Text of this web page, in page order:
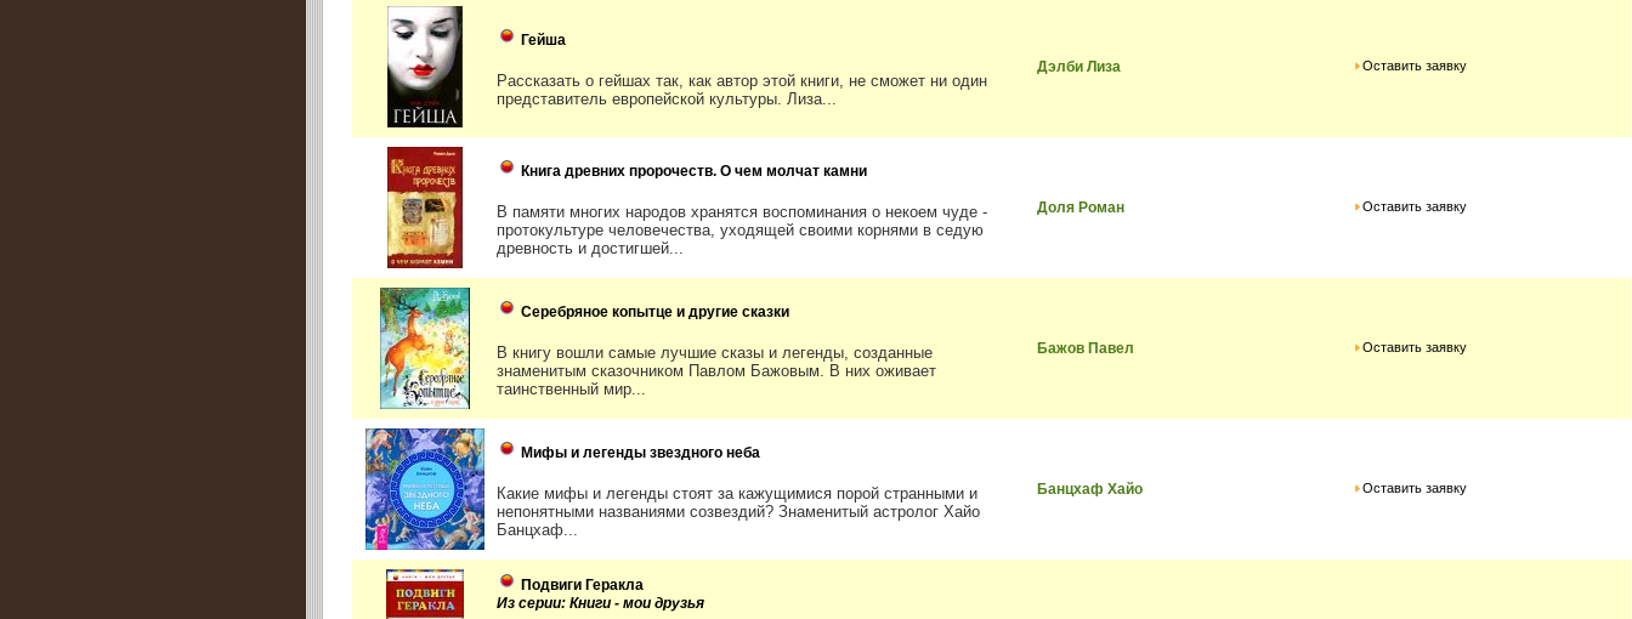
Гейша
Рассказать о гейшах так, как автор этой книги, не сможет ни один
представитель европейской культуры. Лиза...
Дэлби Лиза Оставить заявку
Книга древних пророчеств. О чем молчат камни
В памяти многих народов хранятся воспоминания о некоем чуде -
протокультуре человечества, уходящей своими корнями в седую
древность и достигшей...
Доля Роман Оставить заявку
Серебряное копытце и другие сказки
В книгу вошли самые лучшие сказы и легенды, созданные
знаменитым сказочником Павлом Бажовым. В них оживает
таинственный мир...
Бажов Павел Оставить заявку
Мифы и легенды звездного неба
Какие мифы и легенды стоят за кажущимися порой странными и
непонятными названиями созвездий? Знаменитый астролог Хайо
Банцхаф...
Банцхаф Хайо Оставить заявку
Подвиги Геракла
Из серии: Книги - мои друзья